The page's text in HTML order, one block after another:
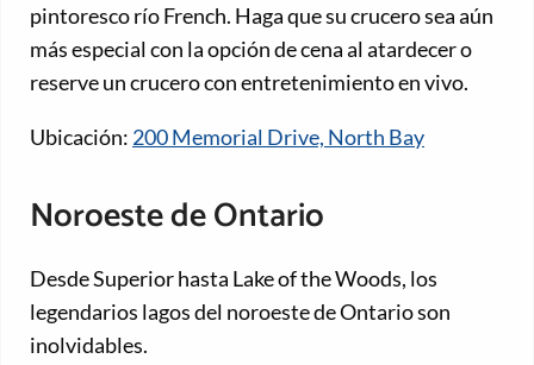
pintoresco río French. Haga que su crucero sea aún
más especial con la opción de cena al atardecer o
reserve un crucero con entretenimiento en vivo.
Ubicación: 200 Memorial Drive, North Bay
Noroeste de Ontario
Desde Superior hasta Lake of the Woods, los
legendarios lagos del noroeste de Ontario son
inolvidables.